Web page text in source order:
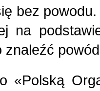
bez
na
znaleźć
«Polską